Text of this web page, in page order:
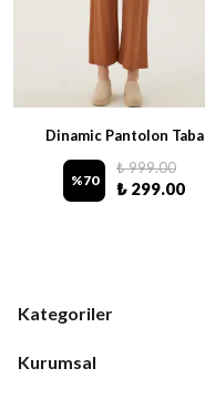
Dinamic Pantolon Taba
%70
₺ 999.00
₺ 299.00
Kategoriler
Kurumsal